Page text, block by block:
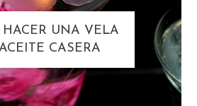
UNA VELA
CASERA